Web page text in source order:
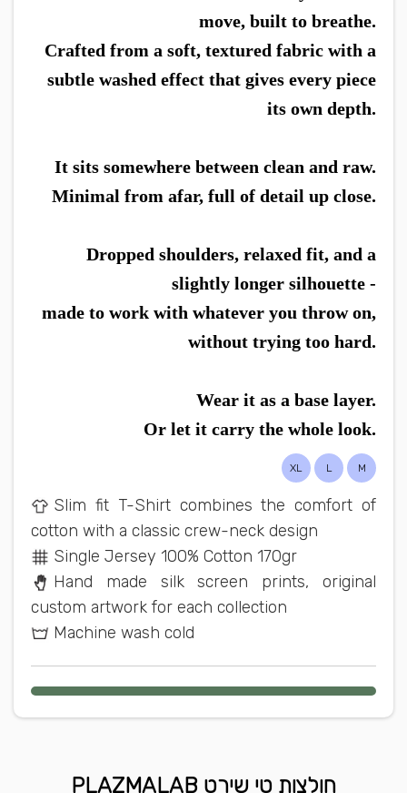
move, built to breathe.
Crafted from a soft, textured fabric with a
subtle washed effect that gives every piece
its own depth.
It sits somewhere between clean and raw.
Minimal from afar, full of detail up close.
Dropped shoulders, relaxed fit, and a
slightly longer silhouette -
made to work with whatever you throw on,
without trying too hard.
Wear it as a base layer.
Or let it carry the whole look.
M
L
XL
Slim fit T-Shirt combines the comfort of
cotton with a classic crew-neck design
Single Jersey 100% Cotton 170gr
Hand made silk screen prints, original
custom artwork for each collection
Machine wash cold
חולצות טי שירט PLAZMALAB